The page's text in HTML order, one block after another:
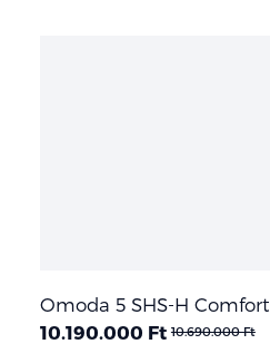
Omoda 5 SHS-H Comfort
10.190.000 Ft 10.690.000 Ft